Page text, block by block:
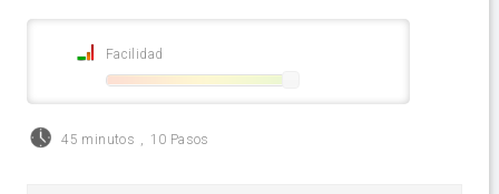
Facilidad
45 minutos , 10 Pasos